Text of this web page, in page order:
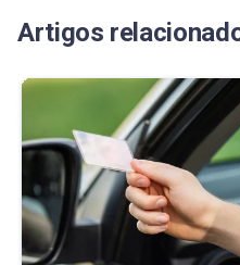
Artigos